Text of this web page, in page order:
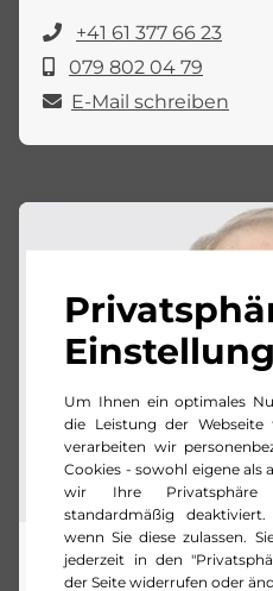
Um Ihnen ein optimales
die Leistung der Webseite
verarbeiten wir
Cookies - sowohl eigene als
wir Ihre Privatsphäre
standardmäßig
wenn Sie diese zulassen.
jederzeit in den
der Seite widerrufen oder
+41 61 377 66 23
079 802 04 79
E-Mail schreiben
Hanspeter